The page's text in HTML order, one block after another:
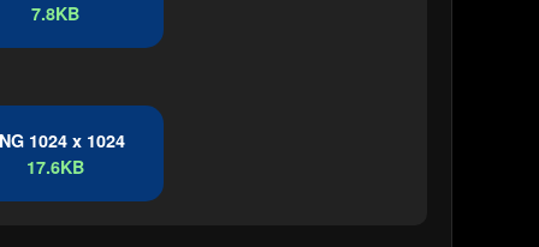
7.8KB
1024 x 1024
17.6KB